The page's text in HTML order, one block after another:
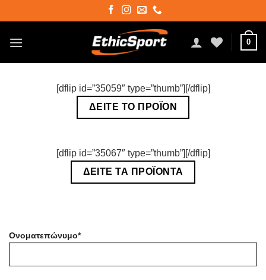
στο
περιεχόμενο
0
[dflip id=”35059″ type=”thumb”][/dflip]
ΔΕΙΤΕ ΤΟ ΠΡΟΪΟΝ
[dflip id=”35067″ type=”thumb”][/dflip]
ΔΕΙΤΕ ΤΑ ΠΡΟΪΟΝΤΑ
Ονοματεπώνυμο*